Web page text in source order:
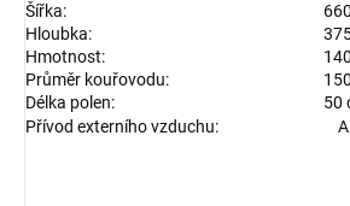
Šířka:
Hloubka:
Hmotnost:
Průměr kouřovodu:
Délka polen:
50
Přívod externího vzduchu: